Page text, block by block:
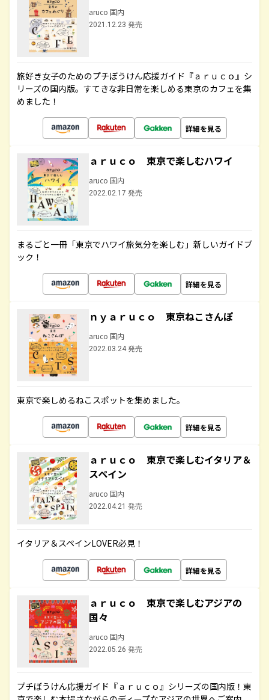
aruco 国内
2021.12.23 発売
旅好き女子のためのプチぼうけん応援ガイド『ａｒｕｃｏ』シ
リーズの国内版。すてきな非日常を楽しめる東京のカフェを集
めました！
詳細を見る
ａｒｕｃｏ 東京で楽しむハワイ
aruco 国内
2022.02.17 発売
まるごと一冊「東京でハワイ旅気分を楽しむ」新しいガイドブ
ック！
詳細を見る
ｎｙａｒｕｃｏ 東京ねこさんぽ
aruco 国内
2022.03.24 発売
東京で楽しめるねこスポットを集めました。
詳細を見る
ａｒｕｃｏ 東京で楽しむイタリア＆
スペイン
aruco 国内
2022.04.21 発売
イタリア＆スペインLOVER必見！
詳細を見る
ａｒｕｃｏ 東京で楽しむアジアの
国々
aruco 国内
2022.05.26 発売
プチぼうけん応援ガイド『ａｒｕｃｏ』シリーズの国内版！東